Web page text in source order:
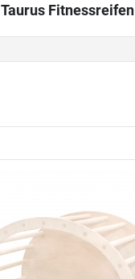
Taurus Fitnessreifen